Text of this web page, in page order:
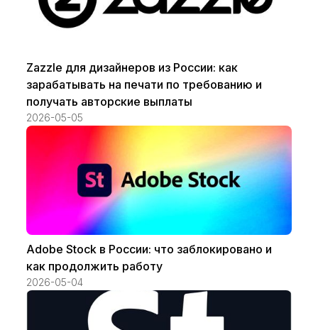
Zazzle для дизайнеров из России: как
зарабатывать на печати по требованию и
получать авторские выплаты
2026-05-05
Adobe Stock в России: что заблокировано и
как продолжить работу
2026-05-04